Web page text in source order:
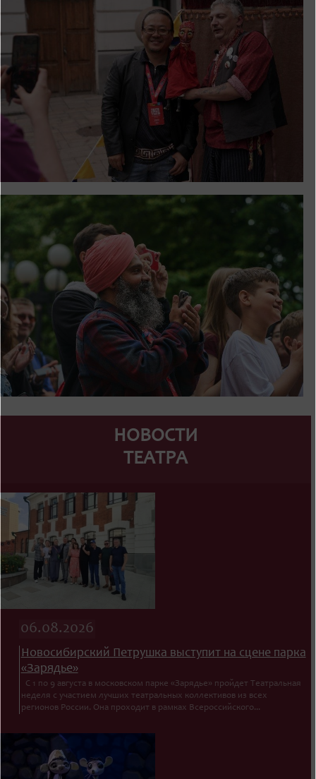
НОВОСТИ
ТЕАТРА
06.08.2026
Новосибирский Петрушка выступит на сцене парка
«Зарядье»
С 1 по 9 августа в московском парке «Зарядье» пройдет Театральная
неделя с участием лучших театральных коллективов из всех
регионов России. Она проходит в рамках Всероссийского...